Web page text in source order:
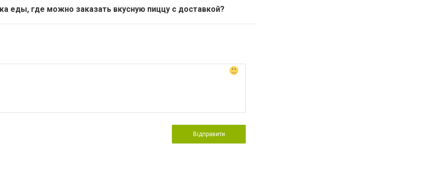
еды, где можно заказать вкусную пиццу с доставкой?
Відправити